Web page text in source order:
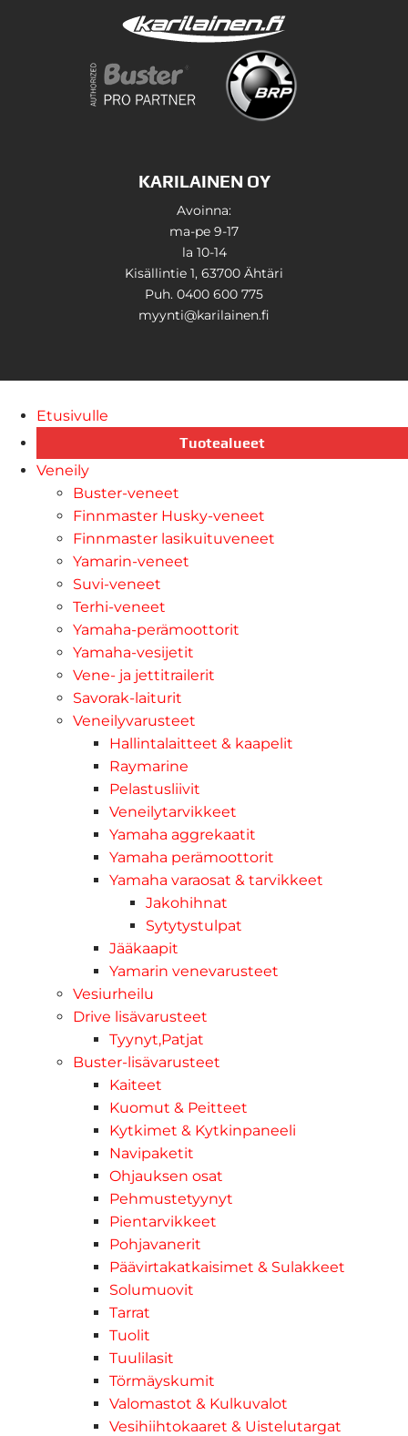
KARILAINEN OY
Avoinna:
ma-pe 9-17
la 10-14
Kisällintie 1, 63700 Ähtäri
Puh. 0400 600 775
myynti@karilainen.fi
Etusivulle
Tuotealueet
Veneily
Buster-veneet
Finnmaster Husky-veneet
Finnmaster lasikuituveneet
Yamarin-veneet
Suvi-veneet
Terhi-veneet
Yamaha-perämoottorit
Yamaha-vesijetit
Vene- ja jettitrailerit
Savorak-laiturit
Veneilyvarusteet
Hallintalaitteet & kaapelit
Raymarine
Pelastusliivit
Veneilytarvikkeet
Yamaha aggrekaatit
Yamaha perämoottorit
Yamaha varaosat & tarvikkeet
Jakohihnat
Sytytystulpat
Jääkaapit
Yamarin venevarusteet
Vesiurheilu
Drive lisävarusteet
Tyynyt,Patjat
Buster-lisävarusteet
Kaiteet
Kuomut & Peitteet
Kytkimet & Kytkinpaneeli
Navipaketit
Ohjauksen osat
Pehmustetyynyt
Pientarvikkeet
Pohjavanerit
Päävirtakatkaisimet & Sulakkeet
Solumuovit
Tarrat
Tuolit
Tuulilasit
Törmäyskumit
Valomastot & Kulkuvalot
Vesihiihtokaaret & Uistelutargat